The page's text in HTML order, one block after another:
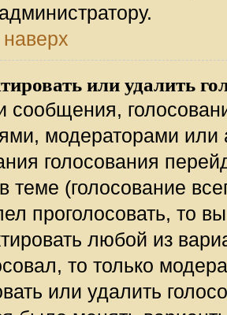
или удалить
сообщения,
модераторами
голосования
теме (голосование
проголосовать, то
любой из
то только
или удалить